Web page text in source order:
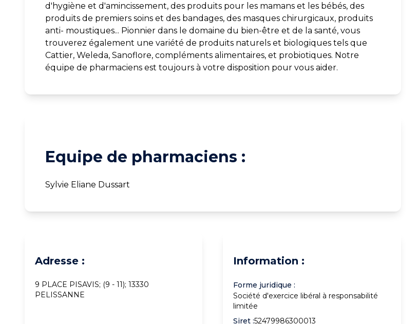
d'hygiène et d'amincissement, des produits pour les mamans et les bébés, des
produits de premiers soins et des bandages, des masques chirurgicaux, produits
anti- moustiques... Pionnier dans le domaine du bien-être et de la santé, vous
trouverez également une variété de produits naturels et biologiques tels que
Cattier, Weleda, Sanoflore, compléments alimentaires, et probiotiques. Notre
équipe de pharmaciens est toujours à votre disposition pour vous aider.
Equipe de pharmaciens :
Sylvie Eliane Dussart
Adresse :
9 PLACE PISAVIS; (9 - 11); 13330
PELISSANNE
Information :
Forme juridique :
Société d'exercice libéral à responsabilité
limitée
Siret :52479986300013